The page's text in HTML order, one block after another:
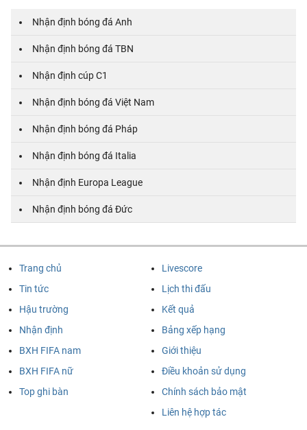
Nhận định bóng đá Anh
Nhận định bóng đá TBN
Nhận định cúp C1
Nhận định bóng đá Việt Nam
Nhận định bóng đá Pháp
Nhận định bóng đá Italia
Nhận định Europa League
Nhận định bóng đá Đức
Trang chủ
Tin tức
Hậu trường
Nhận định
Livescore
Lịch thi đấu
Kết quả
Bảng xếp hạng
BXH FIFA nam
BXH FIFA nữ
Top ghi bàn
Giới thiệu
Điều khoản sử dụng
Chính sách bảo mật
Liên hệ hợp tác